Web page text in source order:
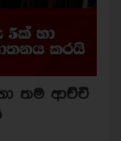
තම ආච්චි